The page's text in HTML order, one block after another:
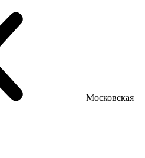
Московская